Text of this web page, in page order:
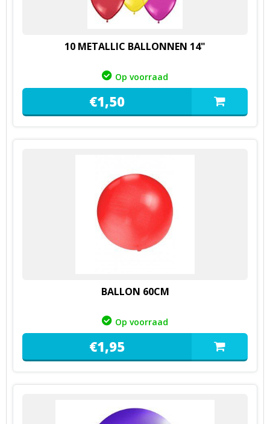
10 METALLIC BALLONNEN 14"
Op voorraad
€1,50
BALLON 60CM
Op voorraad
€1,95